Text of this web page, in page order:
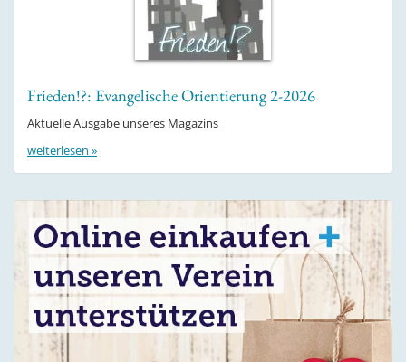
Frieden!?: Evangelische Orientierung 2-2026
Aktuelle Ausgabe unseres Magazins
weiterlesen »